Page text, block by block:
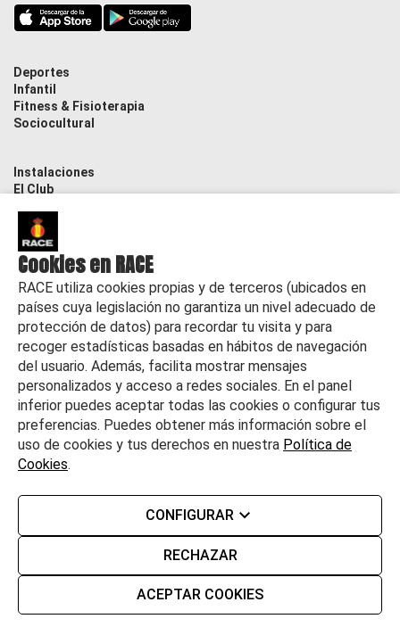
Cookies en RACE
RACE utiliza cookies propias y de terceros (ubicados en
países cuya legislación no garantiza un nivel adecuado de
protección de datos) para recordar tu visita y para
recoger estadísticas basadas en hábitos de navegación
del usuario. Además, facilita mostrar mensajes
personalizados y acceso a redes sociales. En el panel
inferior puedes aceptar todas las cookies o configurar tus
preferencias. Puedes obtener más información sobre el
uso de cookies y tus derechos en nuestra Política de
Cookies.
CONFIGURAR
RECHAZAR
ACEPTAR COOKIES
Deportes
Infantil
Fitness & Fisioterapia
Sociocultural
Instalaciones
El Club
Actualidad
Política de calidad y medioambiente
Política de Privacidad
©2026 RACE Todos los derechos reservados